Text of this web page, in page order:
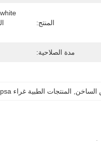
المنتج:
مدة الصلاحية:
الساخن المنتجات الطبية غراء psa